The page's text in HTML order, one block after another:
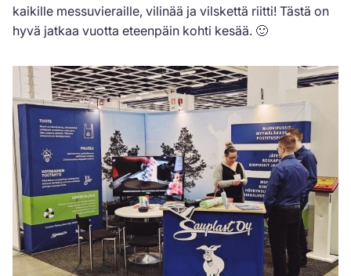
kaikille messuvieraille, vilinää ja vilskettä riitti! Tästä on
hyvä jatkaa vuotta eteenpäin kohti kesää. 🙂